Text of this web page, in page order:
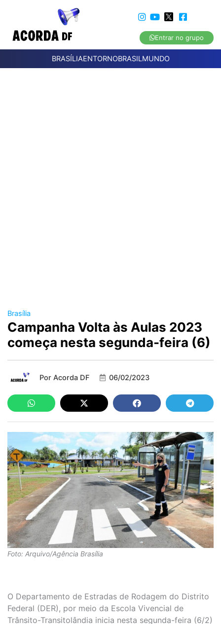
Entrar no grupo
BRASÍLIAENTORNOBRASILMUNDO
Brasília
Campanha Volta às Aulas 2023
começa nesta segunda-feira (6)
Por Acorda DF 06/02/2023
Foto: Arquivo/Agência Brasília
O Departamento de Estradas de Rodagem do Distrito
Federal (DER), por meio da Escola Vivencial de
Trânsito-Transitolândia inicia nesta segunda-feira (6/2)